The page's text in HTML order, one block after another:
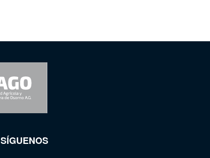
SÍGUENOS